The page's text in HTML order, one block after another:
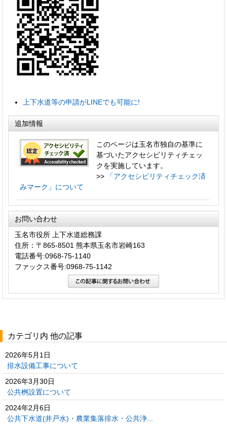
上下水道等の申請がLINEでも可能に!
追加情報
このページは玉名市独自の基準に
基づいたアクセシビリティチェッ
クを実施しています。
>>
「アクセシビリティチェック済
みマーク」について
お問い合わせ
玉名市役所 上下水道総務課
住所：〒865-8501 熊本県玉名市岩崎163
電話番号:0968-75-1140
ファックス番号:0968-75-1142
カテゴリ内 他の記事
2026年5月1日
排水設備工事について
2026年3月30日
公共桝設置について
2024年2月6日
公共下水道(井戸水)・農業集落排水・公共浄...